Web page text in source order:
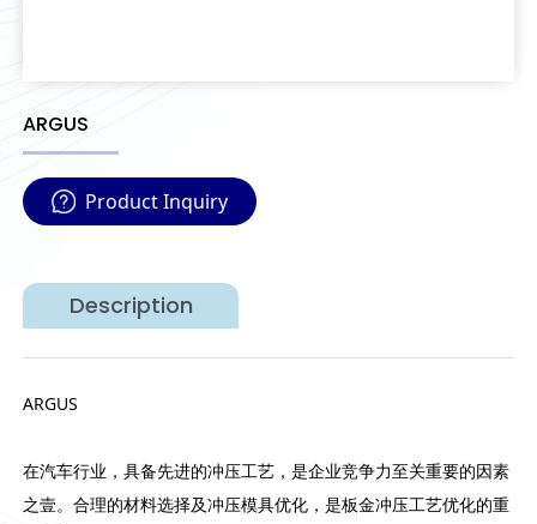
ARGUS
Product Inquiry
Description
ARGUS
在汽车行业，具备先进的冲压工艺，是企业竞争力至关重要的因素
之壹。合理的材料选择及冲压模具优化，是板金冲压工艺优化的重